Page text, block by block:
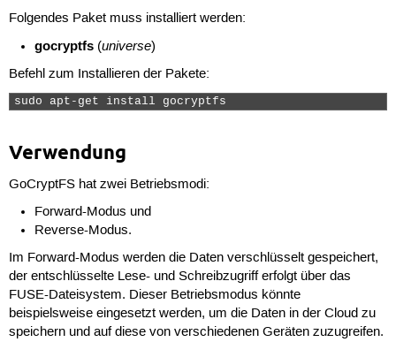
Folgendes Paket muss installiert werden:
gocryptfs (universe)
Befehl zum Installieren der Pakete:
sudo apt-get install gocryptfs
Verwendung
GoCryptFS hat zwei Betriebsmodi:
Forward-Modus und
Reverse-Modus.
Im Forward-Modus werden die Daten verschlüsselt gespeichert,
der entschlüsselte Lese- und Schreibzugriff erfolgt über das
FUSE-Dateisystem. Dieser Betriebsmodus könnte
beispielsweise eingesetzt werden, um die Daten in der Cloud zu
speichern und auf diese von verschiedenen Geräten zuzugreifen.